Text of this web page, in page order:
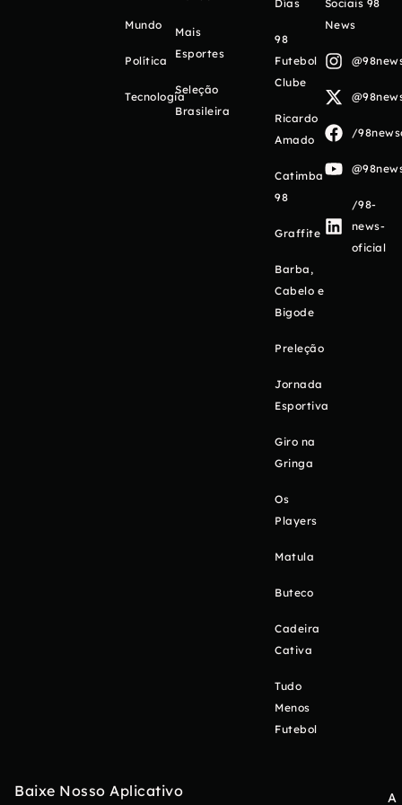
Mundo
Política
Tecnologia
Mais
Esportes
Seleção
Brasileira
Días
98
Futebol
Clube
Ricardo
Amado
Catimba
98
Graffite
Barba,
Cabelo e
Bigode
Preleção
Jornada
Esportiva
Giro na
Gringa
Os
Players
Matula
Buteco
Cadeira
Cativa
Tudo
Menos
Futebol
Sociais 98
News
/
/98-
news-
oficial
Baixe Nosso Aplicativo
A